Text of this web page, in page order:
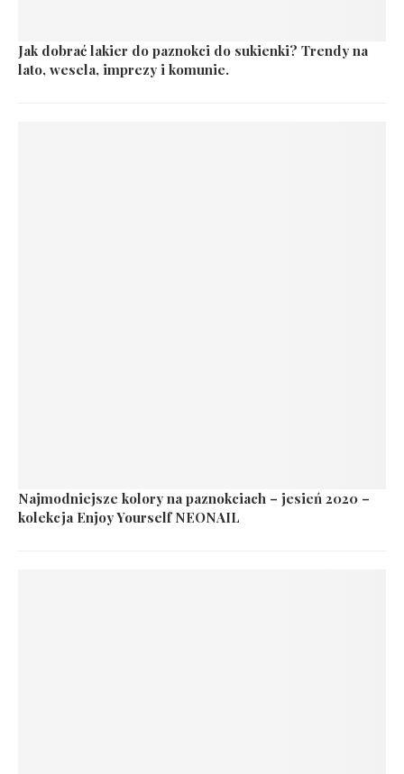
Jak dobrać lakier do paznokci do sukienki? Trendy na
lato, wesela, imprezy i komunie.
Najmodniejsze kolory na paznokciach – jesień 2020 –
kolekcja Enjoy Yourself NEONAIL